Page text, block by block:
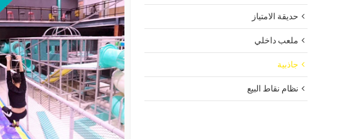
حديقة الامتياز
ملعب داخلي
جاذبية
نظام نقاط البيع